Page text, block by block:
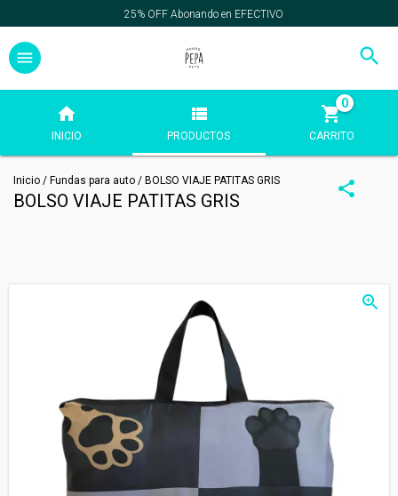
25% OFF Abonando en EFECTIVO
INICIO PRODUCTOS CARRITO
0
Inicio / Fundas para auto / BOLSO VIAJE PATITAS GRIS
BOLSO VIAJE PATITAS GRIS